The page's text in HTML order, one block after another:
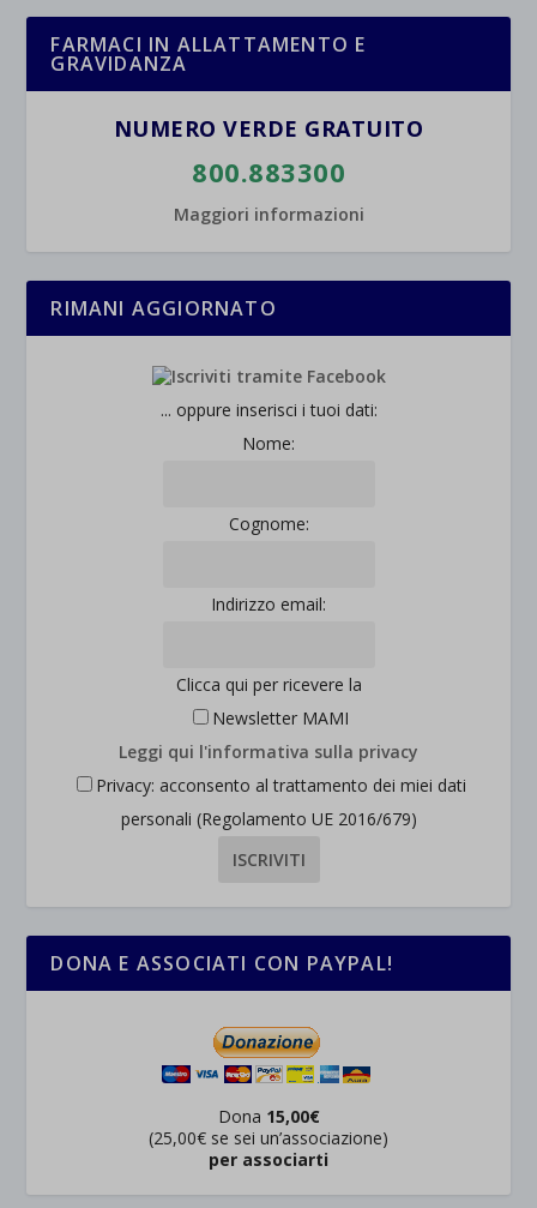
FARMACI IN ALLATTAMENTO E
GRAVIDANZA
NUMERO VERDE GRATUITO
800.883300
Maggiori informazioni
RIMANI AGGIORNATO
... oppure inserisci i tuoi dati:
Nome:
Cognome:
Indirizzo email:
Clicca qui per ricevere la
Newsletter MAMI
Leggi qui l'informativa sulla privacy
Privacy: acconsento al trattamento dei miei dati
personali (Regolamento UE 2016/679)
DONA E ASSOCIATI CON PAYPAL!
Dona 15,00€
(25,00€ se sei un’associazione)
per associarti